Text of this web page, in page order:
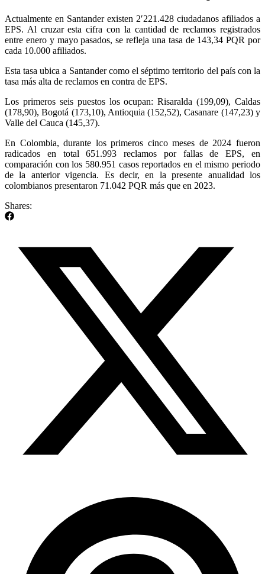
Actualmente en Santander existen 2′221.428 ciudadanos afiliados a
EPS. Al cruzar esta cifra con la cantidad de reclamos registrados
entre enero y mayo pasados, se refleja una tasa de 143,34 PQR por
cada 10.000 afiliados.
Esta tasa ubica a Santander como el séptimo territorio del país con la
tasa más alta de reclamos en contra de EPS.
Los primeros seis puestos los ocupan: Risaralda (199,09), Caldas
(178,90), Bogotá (173,10), Antioquia (152,52), Casanare (147,23) y
Valle del Cauca (145,37).
En Colombia, durante los primeros cinco meses de 2024 fueron
radicados en total 651.993 reclamos por fallas de EPS, en
comparación con los 580.951 casos reportados en el mismo periodo
de la anterior vigencia. Es decir, en la presente anualidad los
colombianos presentaron 71.042 PQR más que en 2023.
Shares: